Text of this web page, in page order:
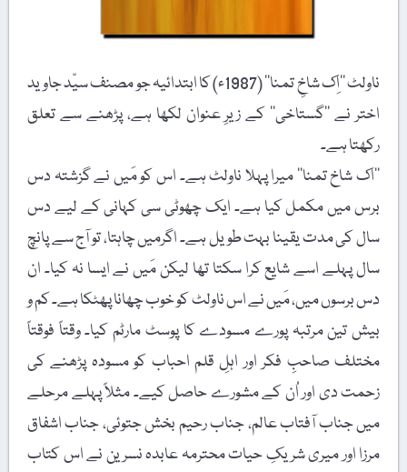
ناولٹ ’’اِک شاخِ تمنا‘‘ (1987ء) کا ابتدائیہ جو مصنف سیّد جاوید
اختر نے ’’گستاخی‘‘ کے زیرِ عنوان لکھا ہے، پڑھنے سے تعلق
رکھتا ہے۔
’’اک شاخ تمنا‘‘ میرا پہلا ناولٹ ہے۔ اس کو مَیں نے گزشتہ دس
برس میں مکمل کیا ہے۔ ایک چھوٹی سی کہانی کے لیے دس
سال کی مدت یقینا بہت طویل ہے۔ اگرمیں چاہتا، تو آج سے پانچ
سال پہلے اسے شایع کرا سکتا تھا لیکن مَیں نے ایسا نہ کیا۔ ان
دس برسوں میں، مَیں نے اس ناولٹ کو خوب چھانا پھٹکا ہے۔ کم و
بیش تین مرتبہ پورے مسودے کا پوسٹ مارٹم کیا۔ وقتاً فوقتاً
مختلف صاحبِ فکر اور اہلِ قلم احباب کو مسودہ پڑھنے کی
زحمت دی اور اُن کے مشورے حاصل کیے۔ مثلاً پہلے مرحلے
میں جناب آفتاب عالم، جناب رحیم بخش جتوئی، جناب اشفاق
مرزا اور میری شریکِ حیات محترمہ عابدہ نسرین نے اس کتاب